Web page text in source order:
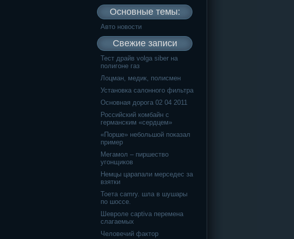
Основные темы:
Авто новости
Свежие записи
Тест драйв volga siber на
полигоне газ
Лоцман, медик, полисмен
Установка салонного фильтра
Основная дорога 02 04 2011
Российский комбайн с
германским «сердцем»
«Порше» небольшой показал
пример
Мегамол – пиршество
угонщиков
Немцы царапали мерседес за
взятки
Тоета camry. шла в шушары
по шоссе.
Шевроле captiva перемена
слагаемых
Человечий фактор